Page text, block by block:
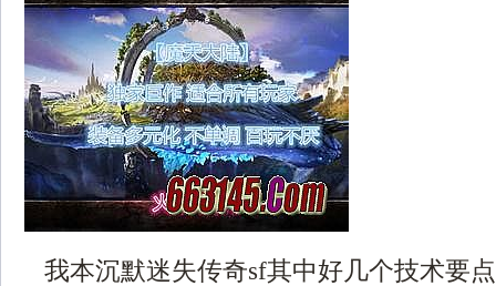
我本沉默迷失传奇sf其中好几个技术要